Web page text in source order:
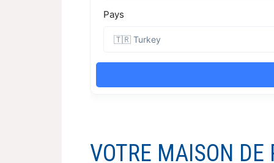
VOTRE MAISON DE